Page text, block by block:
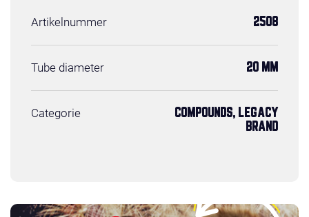
Artikelnummer 2508
Tube diameter 20 MM
Categorie
COMPOUNDS, LEGACY
BRAND